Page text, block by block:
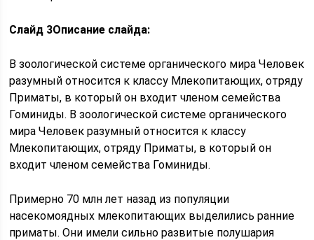
Слайд 3Описание слайда:
В зоологической системе органического мира Человек
разумный относится к классу Млекопитающих, отряду
Приматы, в который он входит членом семейства
Гоминиды. В зоологической системе органического
мира Человек разумный относится к классу
Млекопитающих, отряду Приматы, в который он
входит членом семейства Гоминиды.
Примерно 70 млн лет назад из популяции
насекомоядных млекопитающих выделились ранние
приматы. Они имели сильно развитые полушария